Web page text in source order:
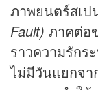
ภาพยนตร์สเป
Fault) ภาคต่อ
ราวความรักร
ไม่มีวันแยกจา